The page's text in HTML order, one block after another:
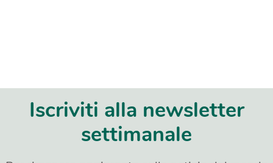
Iscriviti alla newsletter
settimanale